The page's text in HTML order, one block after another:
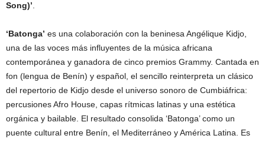
Song)’.
‘Batonga’ es una colaboración con la beninesa Angélique Kidjo,
una de las voces más influyentes de la música africana
contemporánea y ganadora de cinco premios Grammy. Cantada en
fon (lengua de Benín) y español, el sencillo reinterpreta un clásico
del repertorio de Kidjo desde el universo sonoro de Cumbiáfrica:
percusiones Afro House, capas rítmicas latinas y una estética
orgánica y bailable. El resultado consolida ‘Batonga’ como un
puente cultural entre Benín, el Mediterráneo y América Latina. Es